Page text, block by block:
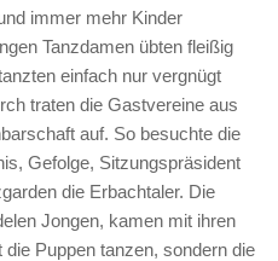
immer mehr Kinder
Tanzdamen übten fleißig
einfach nur vergnügt
traten die Gastvereine aus
auf. So besuchte die
Gefolge, Sitzungspräsident
die Erbachtaler. Die
Jongen, kamen mit ihren
Puppen tanzen, sondern die